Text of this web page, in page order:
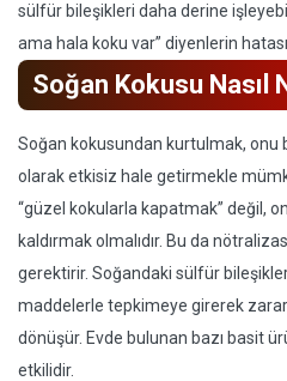
sülfür bileşikleri daha derine
ama hala koku var” diyenlerin
Soğan Kokusu Nasıl
Soğan kokusundan kurtulmak, onu
olarak etkisiz hale getirmekle
“güzel kokularla kapatmak” değil,
kaldırmak olmalıdır. Bu da
gerektirir. Soğandaki sülfür
maddelerle tepkimeye girerek
dönüşür. Evde bulunan bazı basit
etkilidir.